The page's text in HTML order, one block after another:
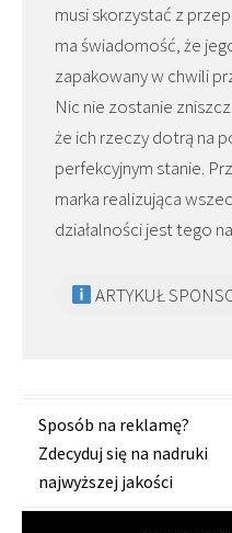
musi skorzystać z
ma świadomość, że
zapakowany w chwili
Nic nie zostanie
że ich rzeczy dotrą na
perfekcyjnym stanie.
marka realizująca
działalności jest tego
ARTYKUŁ
Zobacz
wpisy
Sposób na reklamę?
Zdecyduj się na nadruki
najwyższej jakości